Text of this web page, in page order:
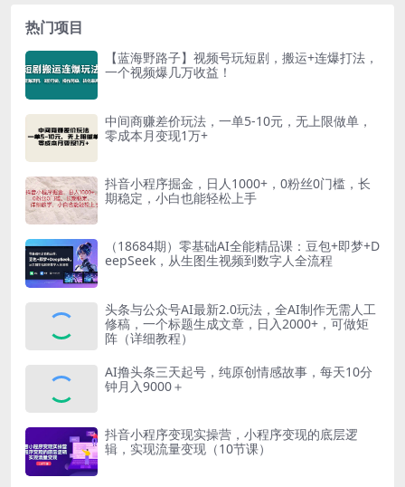
热门项目
【蓝海野路子】视频号玩短剧，搬运+连爆打法，
一个视频爆几万收益！
中间商赚差价玩法，一单5-10元，无上限做单，
零成本月变现1万+
抖音小程序掘金，日人1000+，0粉丝0门槛，长
期稳定，小白也能轻松上手
（18684期）零基础AI全能精品课：豆包+即梦+D
eepSeek，从生图生视频到数字人全流程
头条与公众号AI最新2.0玩法，全AI制作无需人工
修稿，一个标题生成文章，日入2000+，可做矩
阵（详细教程）
AI撸头条三天起号，纯原创情感故事，每天10分
钟月入9000＋
抖音小程序变现实操营，小程序变现的底层逻
辑，实现流量变现（10节课）